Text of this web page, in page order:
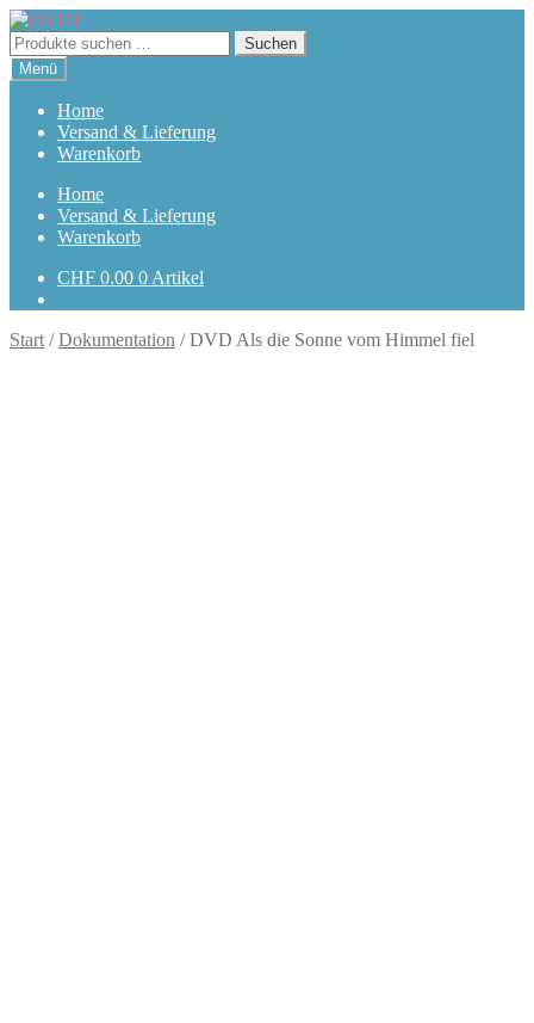
Zur
Navigation
springen
Zum
Inhalt
springen
Suchen
nach:
Suchen
Menü
Home
Versand & Lieferung
Warenkorb
Home
Versand & Lieferung
Warenkorb
CHF 0.00 0 Artikel
Start /Dokumentation /DVD Als die Sonne vom Himmel fiel